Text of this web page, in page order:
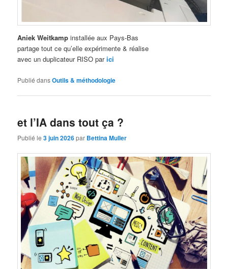
Aniek Weitkamp installée aux Pays-Bas
partage tout ce qu’elle expérimente & réalise
avec un duplicateur RISO parici
Publié dansOutils & méthodologie
et l’IA dans tout ça ?
Publié le3 juin 2026par Bettina Muller